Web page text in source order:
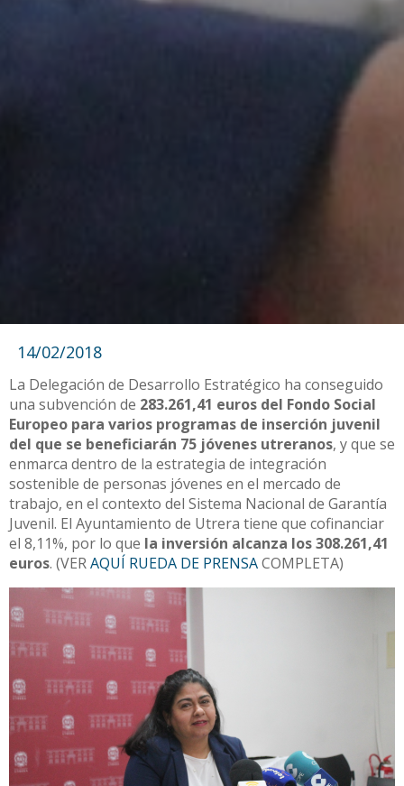
14/02/2018
La Delegación de Desarrollo Estratégico ha conseguido
una subvención de 283.261,41 euros del Fondo Social
Europeo para varios programas de inserción juvenil
del que se beneficiarán 75 jóvenes utreranos, y que se
enmarca dentro de la estrategia de integración
sostenible de personas jóvenes en el mercado de
trabajo, en el contexto del Sistema Nacional de Garantía
Juvenil. El Ayuntamiento de Utrera tiene que cofinanciar
el 8,11%, por lo que la inversión alcanza los 308.261,41
euros. (VERAQUÍ RUEDA DE PRENSACOMPLETA)